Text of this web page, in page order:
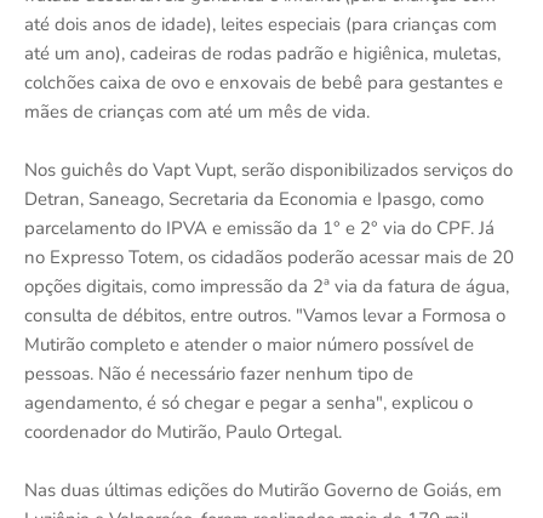
até dois anos de idade), leites especiais (para crianças com
até um ano), cadeiras de rodas padrão e higiênica, muletas,
colchões caixa de ovo e enxovais de bebê para gestantes e
mães de crianças com até um mês de vida.
Nos guichês do Vapt Vupt, serão disponibilizados serviços do
Detran, Saneago, Secretaria da Economia e Ipasgo, como
parcelamento do IPVA e emissão da 1° e 2° via do CPF. Já
no Expresso Totem, os cidadãos poderão acessar mais de 20
opções digitais, como impressão da 2ª via da fatura de água,
consulta de débitos, entre outros. "Vamos levar a Formosa o
Mutirão completo e atender o maior número possível de
pessoas. Não é necessário fazer nenhum tipo de
agendamento, é só chegar e pegar a senha", explicou o
coordenador do Mutirão, Paulo Ortegal.
Nas duas últimas edições do Mutirão Governo de Goiás, em